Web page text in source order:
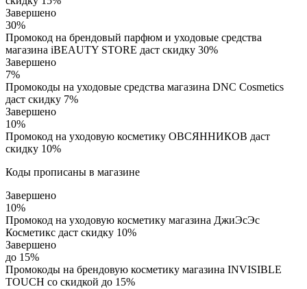
Завершено
30%
Промокод на брендовый парфюм и уходовые средства
магазина iBEAUTY STORE даст скидку 30%
Завершено
7%
Промокоды на уходовые средства магазина DNC Cosmetics
даст скидку 7%
Завершено
10%
Промокод на уходовую косметику ОВСЯННИКОВ даст
скидку 10%
Коды прописаны в магазине
Завершено
10%
Промокод на уходовую косметику магазина ДжиЭсЭс
Косметикс даст скидку 10%
Завершено
до 15%
Промокоды на брендовую косметику магазина INVISIBLE
TOUCH со скидкой до 15%